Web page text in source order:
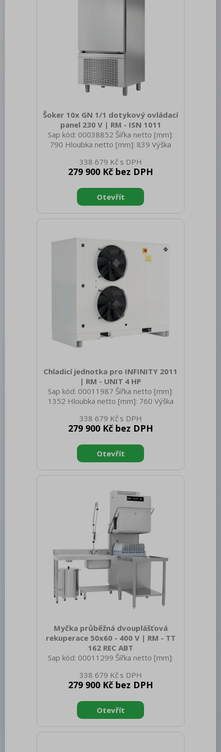
Typ vrchní desky: Prolisovaná - ko
Šoker 10x GN 1/1 dotykový ovládací
panel 230 V | RM - ISN 1011
Sap kód: 00038852 Šířka netto [mm]:
790 Hloubka netto [mm]: 839 Výška
156.00 Šířka brutto [mm]: 846 Hloubka
brutto [mm]: 860 Výška brutto [mm]:
spotřebiče: Elektrické zařízení Materiál:
AISI 304 Vnější barva zařízení: Nerezové
Otevírání zařízení: Panty vlevo Příkon
Velikost displeje: 9" Chladivo: R290
Počet GN / EN za
338 679 Kč
279 900 Kč bez DPH
Chladicí jednotka pro INFINITY 2011
| RM - UNIT 4 HP
Sap kód: 00011987 Šířka netto [mm]:
1352 Hloubka netto [mm]: 760 Výška
159.00 Šířka brutto [mm]: 1520 Hloubka
brutto [mm]: 825 Výška brutto [mm]:
spotřebiče: Elektrické zařízení Příkon
elektrický [kW]: 3.250 Napájení: 400 V /
3N - 50 Hz Chladivo: R452a Průřez
338 679 Kč
279 900 Kč bez DPH
Myčka průběžná dvouplášťová
rekuperace 50x60 - 400 V | RM - TT
162 REC ABT
Sap kód: 00011299 Šířka netto [mm]:
netto [mm]: 2265 Hmotnost netto [kg]:
120.00 Šířka brutto [mm]: 838 Hloubka
2314 Hmotnost brutto [kg]: 130.00 Typ
spotřebiče: Elektrické zařízení Typ
ovládání: Digitální Materiál: Nerez Příkon
338 679 Kč
279 900 Kč bez DPH